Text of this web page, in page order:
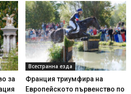
за
Всестранна езда
Франция триумфира на
Европейското първенство по